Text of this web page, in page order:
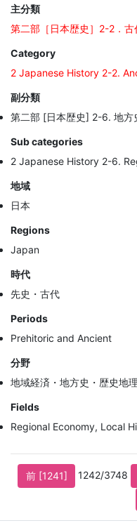
主分類
第二部［日本歴史］2-2．古
Category
2 Japanese History 2-2.
副分類
第二部 [日本歴史] 2-6. 地方
Sub categories
2 Japanese History 2-6.
地域
日本
Regions
Japan
時代
先史・古代
Periods
Prehitoric and Ancient
分野
地域経済・地方史・歴史地理
Fields
Regional Economy, Local
前 [1241] 1242/3748